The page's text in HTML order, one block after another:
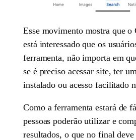
Esse movimento mostra que o
está interessado que os
ferramenta, não importa em
se é preciso acessar site, ter
instalado ou acesso facilitado
Como a ferramenta estará de
pessoas poderão utilizar e
resultados, o que no final